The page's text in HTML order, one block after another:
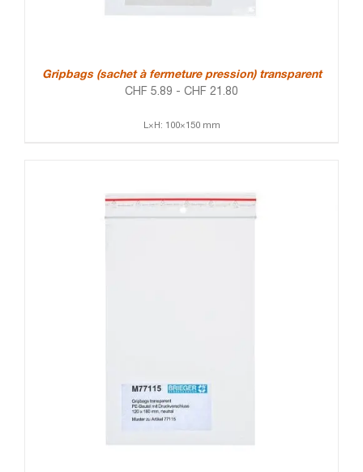
Gripbags (sachet à fermeture pression) transparent
CHF 5.89 - CHF 21.80
L×H: 100×150 mm